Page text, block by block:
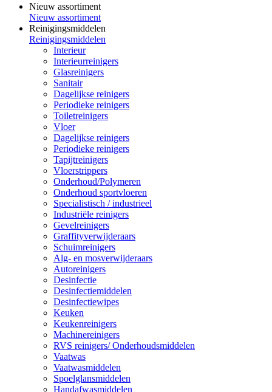
Nieuw assortiment
Nieuw assortiment
Reinigingsmiddelen
Reinigingsmiddelen
Interieur
Interieurreinigers
Glasreinigers
Sanitair
Dagelijkse reinigers
Periodieke reinigers
Toiletreinigers
Vloer
Dagelijkse reinigers
Periodieke reinigers
Tapijtreinigers
Vloerstrippers
Onderhoud/Polymeren
Onderhoud sportvloeren
Specialistisch / industrieel
Industriële reinigers
Gevelreinigers
Graffityverwijderaars
Schuimreinigers
Alg- en mosverwijderaars
Autoreinigers
Desinfectie
Desinfectiemiddelen
Desinfectiewipes
Keuken
Keukenreinigers
Machinereinigers
RVS reinigers/ Onderhoudsmiddelen
Vaatwas
Vaatwasmiddelen
Spoelglansmiddelen
Handafwasmiddelen